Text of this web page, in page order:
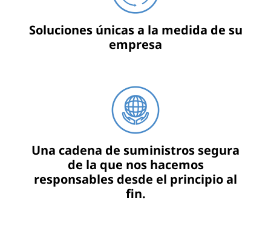
Soluciones únicas a la medida de su
empresa
Una cadena de suministros segura
de la que nos hacemos
responsables desde el principio al
fin.